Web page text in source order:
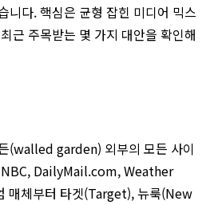
니다. 핵심은 균형 잡힌 미디어 믹스
근 주목받는 몇 가지 대안을 확인해
(walled garden) 외부의 모든 사이
NBC, DailyMail.com, Weather
매체부터 타겟(Target), 뉴룩(New